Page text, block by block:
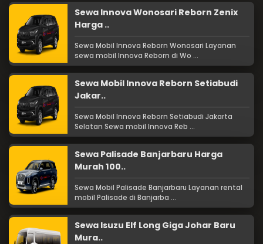
Sewa Innova Wonosari Reborn Zenix
Harga ..
Sewa Mobil Innova Reborn Wonosari Layanan
sewa mobil Innova Reborn di Wo ...
Sewa Mobil Innova Reborn Setiabudi
Jakar..
Sewa Mobil Innova Reborn Setiabudi Jakarta
Selatan Sewa mobil Innova Reb ...
Sewa Palisade Banjarbaru Harga
Murah 100..
Sewa Mobil Palisade Banjarbaru Layanan rental
mobil Palisade di Banjarba ...
Sewa Isuzu Elf Long Giga Johar Baru
Mura..